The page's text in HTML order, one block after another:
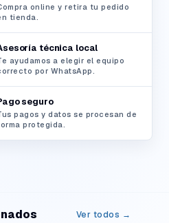
online y retira tu pedido
tienda.
técnica local
ayudamos a elegir el equipo
por WhatsApp.
seguro
pagos y datos se procesan de
protegida.
Ver todos →